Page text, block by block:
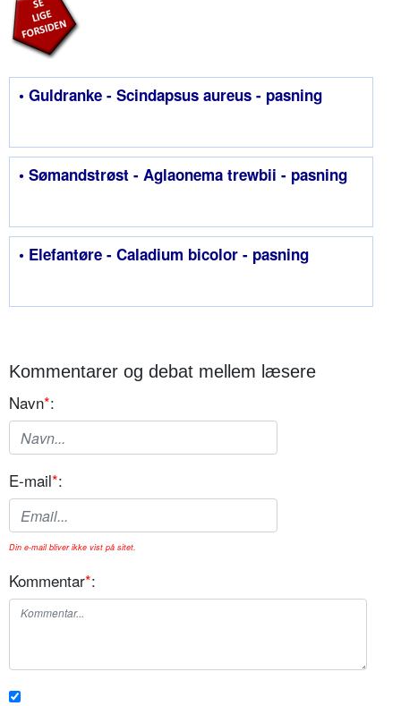
• Guldranke - Scindapsus aureus - pasning
• Sømandstrøst - Aglaonema trewbii - pasning
• Elefantøre - Caladium bicolor - pasning
Kommentarer og debat mellem læsere
Navn*:
E-mail*:
Din e-mail bliver ikke vist på sitet.
Kommentar*: